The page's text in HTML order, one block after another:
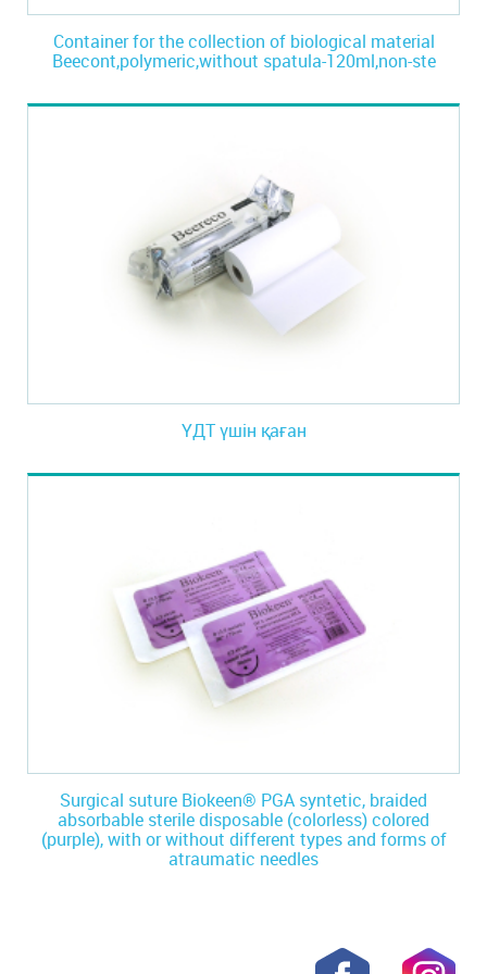
Container for the collection of biological material
Beecont,polymeric,without spatula-120ml,non-ste
ҮДТ үшін қаған
Surgical suture Biokeen® PGA syntetic, braided
absorbable sterile disposable (colorless) colored
(purple), with or without different types and forms of
atraumatic needles